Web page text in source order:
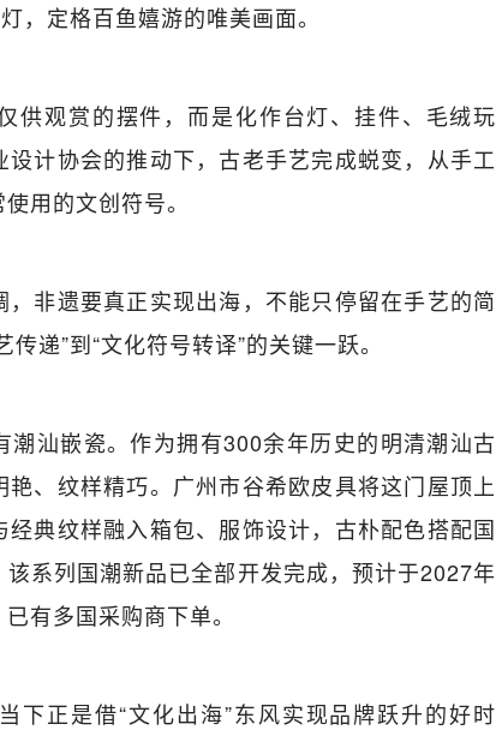
，定格百鱼嬉游的唯美画面。
供观赏的摆件，而是化作台灯、挂件、毛绒玩
计协会的推动下，古老手艺完成蜕变，从手工
用的文创符号。
非遗要真正实现出海，不能只停留在手艺的简
递”到“文化符号转译”的关键一跃。
潮汕嵌瓷。作为拥有300余年历史的明清潮汕古
、纹样精巧。广州市谷希欧皮具将这门屋顶上
典纹样融入箱包、服饰设计，古朴配色搭配国
系列国潮新品已全部开发完成，预计于2027年
有多国采购商下单。
下正是借“文化出海”东风实现品牌跃升的好时